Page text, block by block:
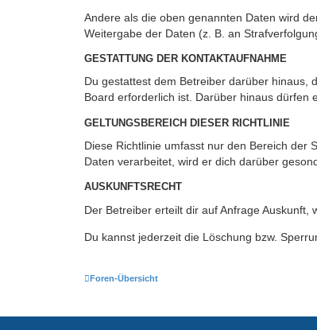
Andere als die oben genannten Daten wird
Weitergabe der Daten (z. B. an
GESTATTUNG DER KONTAKTAUFNAHME
Du gestattest dem Betreiber darüber hinaus,
Board erforderlich ist. Darüber hinaus dürfen
GELTUNGSBEREICH DIESER RICHTLINIE
Diese Richtlinie umfasst nur den Bereich der
Daten verarbeitet, wird er dich darüber
AUSKUNFTSRECHT
Der Betreiber erteilt dir auf Anfrage Auskunft,
Du kannst jederzeit die Löschung bzw.
Foren-Übersicht